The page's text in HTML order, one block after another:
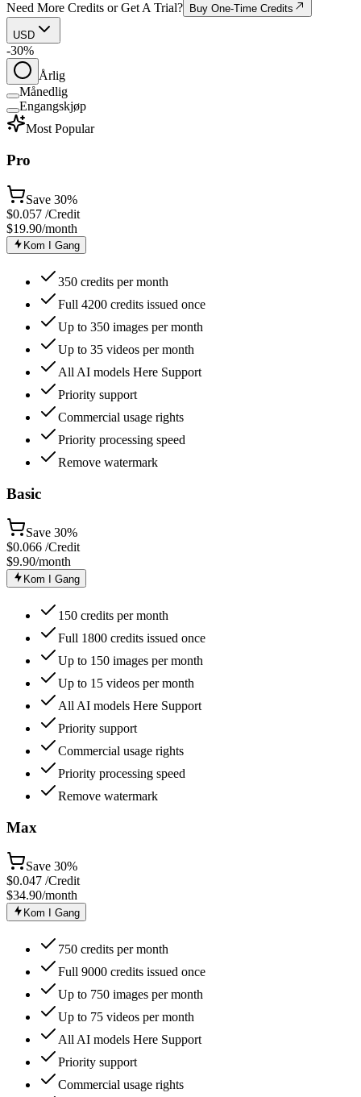
Need More Credits or Get A Trial? Buy One-Time Credits
USD
-30%
Årlig
Månedlig
Engangskjøp
Most Popular
Pro
Save 30%
$0.057 /Credit
$19.90/month
Kom I Gang
350 credits per month
Full 4200 credits issued once
Up to 350 images per month
Up to 35 videos per month
All AI models Here Support
Priority support
Commercial usage rights
Priority processing speed
Remove watermark
Basic
Save 30%
$0.066 /Credit
$9.90/month
Kom I Gang
150 credits per month
Full 1800 credits issued once
Up to 150 images per month
Up to 15 videos per month
All AI models Here Support
Priority support
Commercial usage rights
Priority processing speed
Remove watermark
Max
Save 30%
$0.047 /Credit
$34.90/month
Kom I Gang
750 credits per month
Full 9000 credits issued once
Up to 750 images per month
Up to 75 videos per month
All AI models Here Support
Priority support
Commercial usage rights